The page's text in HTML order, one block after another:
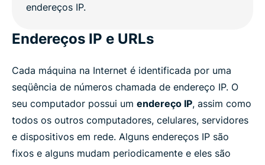
Endereços IP e URLs
Cada máquina na Internet é identificada por uma
seqüência de números chamada de endereço IP. O
seu computador possui um endereço IP, assim como
todos os outros computadores, celulares, servidores
e dispositivos em rede. Alguns endereços IP são
fixos e alguns mudam periodicamente e eles são